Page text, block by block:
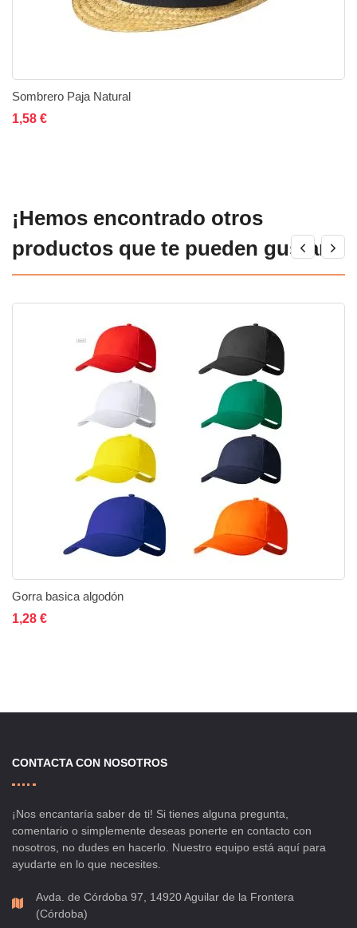
Sombrero Paja Natural
1,58 €
¡Hemos encontrado otros
productos que te pueden gustar!
Gorra basica algodón
1,28 €
CONTACTA CON NOSOTROS
¡Nos encantaría saber de ti! Si tienes alguna pregunta,
comentario o simplemente deseas ponerte en contacto con
nosotros, no dudes en hacerlo. Nuestro equipo está aquí para
ayudarte en lo que necesites.
Avda. de Córdoba 97, 14920 Aguilar de la Frontera
(Córdoba)